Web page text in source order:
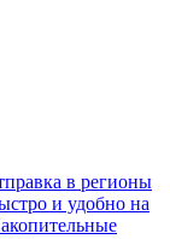
в регионы
и удобно на